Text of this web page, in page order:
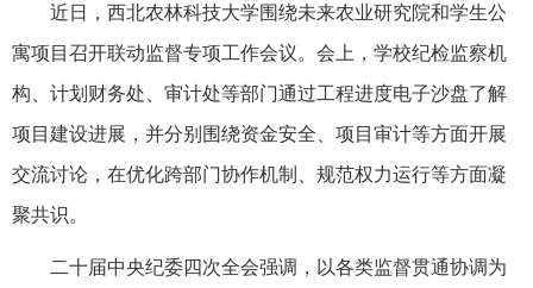
近日，西北农林科技大学围绕未来农业研究院和学生公
寓项目召开联动监督专项工作会议。会上，学校纪检监察机
构、计划财务处、审计处等部门通过工程进度电子沙盘了解
项目建设进展，并分别围绕资金安全、项目审计等方面开展
交流讨论，在优化跨部门协作机制、规范权力运行等方面凝
聚共识。
二十届中央纪委四次全会强调，以各类监督贯通协调为